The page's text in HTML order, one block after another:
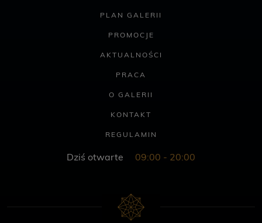
PLAN GALERII
PROMOCJE
AKTUALNOŚCI
PRACA
O GALERII
KONTAKT
REGULAMIN
Dziś otwarte 09:00 - 20:00